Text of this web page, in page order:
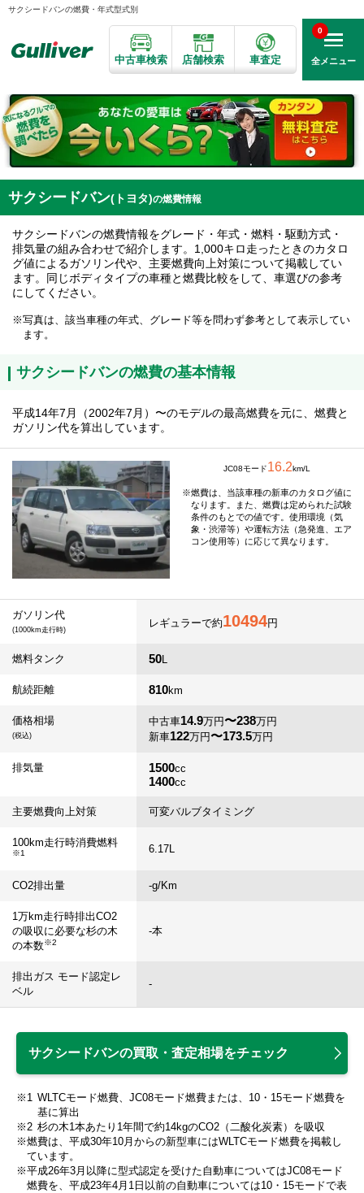
サクシードバンの燃費・年式型式別
中古車検索 店舗検索 車査定 全メニュー
0
サクシードバン(トヨタ)の燃費情報
サクシードバンの燃費情報をグレード・年式・燃料・駆動方式・
排気量の組み合わせで紹介します。1,000キロ走ったときのカタロ
グ値によるガソリン代や、主要燃費向上対策について掲載してい
ます。同じボディタイプの車種と燃費比較をして、車選びの参考
にしてください。
写真は、該当車種の年式、グレード等を問わず参考として表示してい
ます。
サクシードバンの燃費の基本情報
平成14年7月（2002年7月）〜のモデルの最高燃費を元に、燃費と
ガソリン代を算出しています。
JC08モード16.2km/L
燃費は、当該車種の新車のカタログ値に
なります。また、燃費は定められた試験
条件のもとでの値です。使用環境（気
象・渋滞等）や運転方法（急発進、エア
コン使用等）に応じて異なります。
ガソリン代
(1000km走行時)
レギュラーで約10494円
燃料タンク 50L
航続距離 810km
価格相場
(税込)
中古車14.9万円〜238万円
新車122万円〜173.5万円
排気量 1500cc
1400cc
主要燃費向上対策 可変バルブタイミング
100km走行時消費燃料
※1 6.17L
CO2排出量 -g/Km
1万km走行時排出CO2
の吸収に必要な杉の木
の本数※2
-本
排出ガス モード認定レ
ベル
-
サクシードバンの買取・査定相場をチェック
WLTCモード燃費、JC08モード燃費または、10・15モード燃費を
基に算出
杉の木1本あたり1年間で約14kgのCO2（二酸化炭素）を吸収
燃費は、平成30年10月からの新型車にはWLTCモード燃費を掲載し
ています。
平成26年3月以降に型式認定を受けた自動車についてはJC08モード
燃費を、平成23年4月1日以前の自動車については10・15モードで表